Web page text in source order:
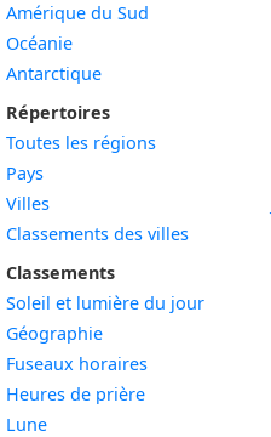
Amérique du Sud
Océanie
Antarctique
Répertoires
Toutes les régions
Pays
Villes
Classements des villes
Classements
Soleil et lumière du jour
Géographie
Fuseaux horaires
Heures de prière
Lune